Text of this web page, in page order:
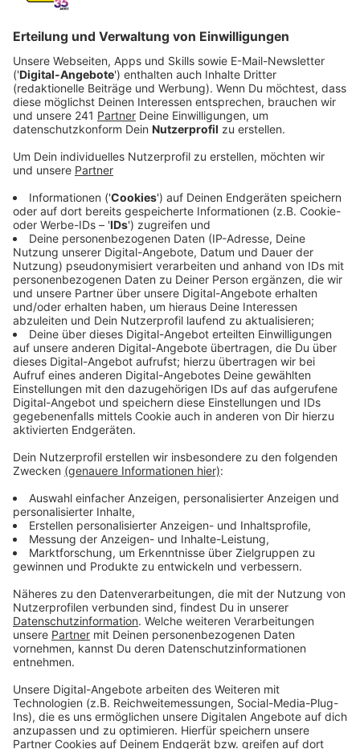
Anzeige
Weniger Rente für Senioren
Anzeige
meisten Menschen, die in Deutschland die sogenannte
Grundsicherung im Alter beziehen, ist das Geld
überlebenswichtig. Auch in unserer Stadt wächst mit
jedem Jahr die Zahl der Menschen über 66, die
Grundsicherung beziehen. Im Jahr 2024 waren es 5,3
Prozent in der Altersklasse, und damit anderthalb
Prozent mehr als noch vor zehn Jahren.
Anzeige
Frauen häufiger betroffen als Männer
Anzeige
In unserer Nachbarstadt Köln ist es sogar jede zehnte
Person, die auf das Geld angewiesen ist.
Deutschlandweit fällt NRW mit seinen Zahlen auf, weil
sie verhältnismäßig hoch sind. Im Schnitt beziehen
Frauen häufiger Grundsicherung als Männer –
Unterschiede beim Einkommen, Pausen durch Kinder
oder Care-Arbeit sorgen bei Frauen noch immer
häufiger für Altersarmut.
Anzeige
Weitere Meldungen aus Leverkusen
Anzeige